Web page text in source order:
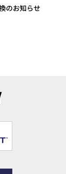
のお知らせ